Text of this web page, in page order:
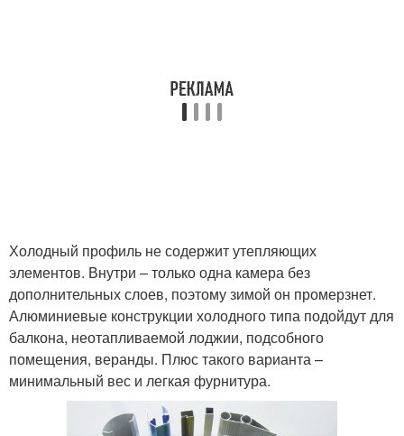
Холодный профиль не содержит утепляющих
элементов. Внутри – только одна камера без
дополнительных слоев, поэтому зимой он промерзнет.
Алюминиевые конструкции холодного типа подойдут для
балкона, неотапливаемой лоджии, подсобного
помещения, веранды. Плюс такого варианта –
минимальный вес и легкая фурнитура.